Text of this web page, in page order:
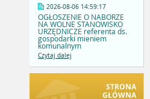
2026-08-06 14:59:17
OGŁOSZENIE O NABORZE
NA WOLNE STANOWISKO
URZĘDNICZE referenta ds.
gospodarki mieniem
komunalnym
Czytaj dalej
STRONA
GŁÓWNA